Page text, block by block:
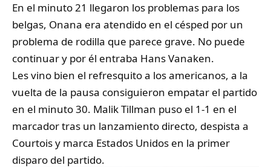
En el minuto 21 llegaron los problemas para los
belgas, Onana era atendido en el césped por un
problema de rodilla que parece grave. No puede
continuar y por él entraba Hans Vanaken.
Les vino bien el refresquito a los americanos, a la
vuelta de la pausa consiguieron empatar el partido
en el minuto 30. Malik Tillman puso el 1-1 en el
marcador tras un lanzamiento directo, despista a
Courtois y marca Estados Unidos en la primer
disparo del partido.